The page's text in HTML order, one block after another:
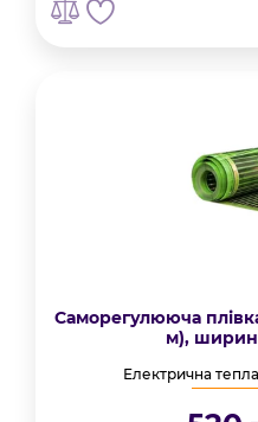
Саморегулююча
м),
Електрична